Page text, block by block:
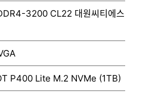
3200 CL22 대원씨티에스
P400 Lite M.2 NVMe (1TB)